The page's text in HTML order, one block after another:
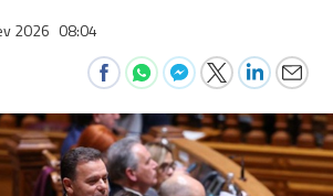
2026 08:04